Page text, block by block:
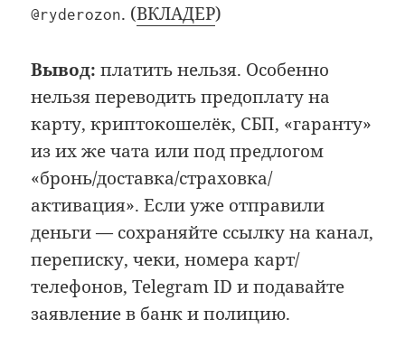
@ryderozon. (ВКЛАДЕР)
Вывод: платить нельзя. Особенно
нельзя переводить предоплату на
карту, криптокошелёк, СБП, «гаранту»
из их же чата или под предлогом
«бронь/доставка/страховка/
активация». Если уже отправили
деньги — сохраняйте ссылку на канал,
переписку, чеки, номера карт/
телефонов, Telegram ID и подавайте
заявление в банк и полицию.